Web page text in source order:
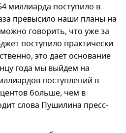
миллиарда поступило в
превысило наши планы на
говорить, что уже за
поступило практически
это дает основание
года мы выйдем на
поступлений в
больше, чем в
слова Пушилина пресс-